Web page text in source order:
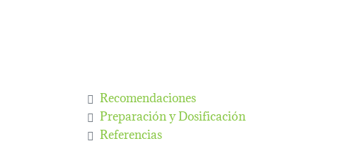
Recomendaciones
Preparación y Dosificación
Referencias